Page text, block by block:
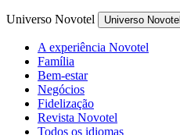
Universo Novotel Universo Novotel
A experiência Novotel
Família
Bem-estar
Negócios
Fidelização
Revista Novotel
Todos os idiomas